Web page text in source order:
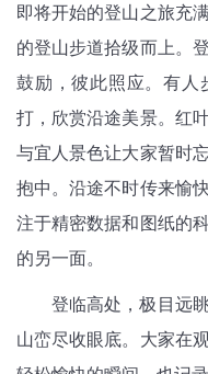
即将开始的登山之旅充
的登山步道拾级而上。
鼓励，彼此照应。有人
打，欣赏沿途美景。红
与宜人景色让大家暂时
抱中。沿途不时传来愉
注于精密数据和图纸的
的另一面。
登临高处，极目远
山峦尽收眼底。大家在